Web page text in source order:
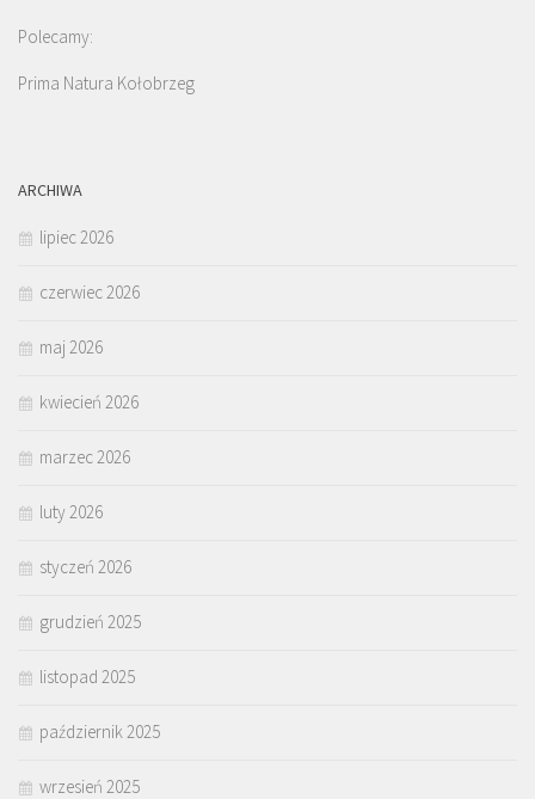
Polecamy:
Prima Natura Kołobrzeg
ARCHIWA
lipiec 2026
czerwiec 2026
maj 2026
kwiecień 2026
marzec 2026
luty 2026
styczeń 2026
grudzień 2025
listopad 2025
październik 2025
wrzesień 2025